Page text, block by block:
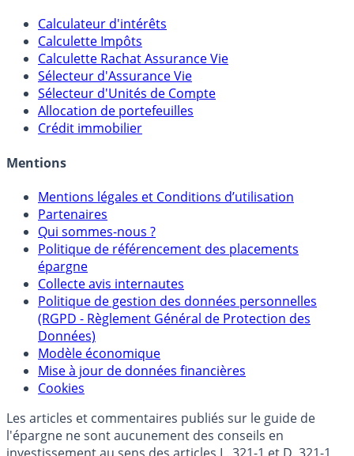
Calculateur d'intérêts
Calculette Impôts
Calculette Rachat Assurance Vie
Sélecteur d'Assurance Vie
Sélecteur d'Unités de Compte
Allocation de portefeuilles
Crédit immobilier
Mentions
Mentions légales et Conditions d’utilisation
Partenaires
Qui sommes-nous ?
Politique de référencement des placements
épargne
Collecte avis internautes
Politique de gestion des données personnelles
(RGPD - Règlement Général de Protection des
Données)
Modèle économique
Mise à jour de données financières
Cookies
Les articles et commentaires publiés sur le guide de
l'épargne ne sont aucunement des conseils en